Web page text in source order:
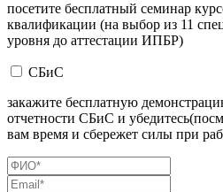
посетите бесплатный семинар
квалификации (на выбор из 11
уровня до аттестации ИПБР)
СБиС
закажите бесплатную
отчетности СБиС и
вам время и сбережет силы при